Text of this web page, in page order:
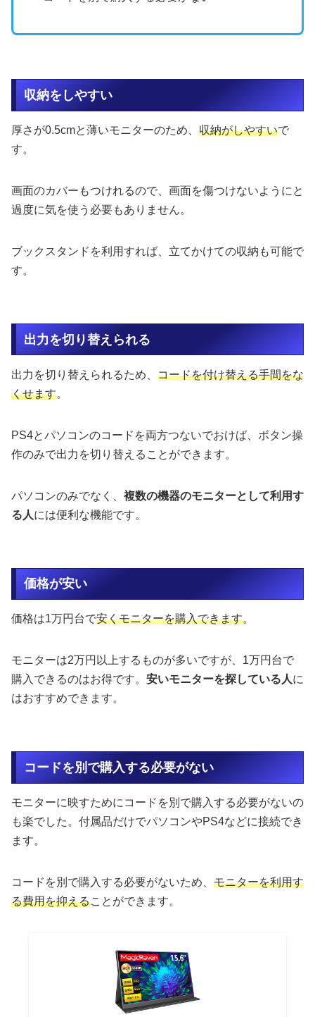
収納をしやすい
厚さが0.5cmと薄いモニターのため、 収納がしやすいで
す。
画面のカバーもつけれるので、画面を傷つけないようにと
過度に気を使う必要もありません。
ブックスタンドを利用すれば、立てかけての収納も可能で
す。
出力を切り替えられる
出力を切り替えられるため、 コードを付け替える手間をな
くせます。
PS4とパソコンのコードを両方つないでおけば、ボタン操
作のみで出力を切り替えることができます。
パソコンのみでなく、 複数の機器のモニターとして利用す
る人には便利な機能です。
価格が安い
価格は1万円台で安くモニターを購入できます。
モニターは2万円以上するものが多いですが、1万円台で
購入できるのはお得です。 安いモニターを探している人に
はおすすめできます。
コードを別で購入する必要がない
モニターに映すためにコードを別で購入する必要がないの
も楽でした。付属品だけでパソコンやPS4などに接続でき
ます。
コードを別で購入する必要がないため、 モニターを利用す
る費用を抑えることができます。